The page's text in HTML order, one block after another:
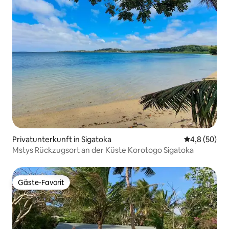
Privatunterkunft in Sigatoka
4,8 (50)
Mstys Rückzugsort an der Küste Korotogo Sigatoka
Gäste-Favorit
Gäste-Favorit